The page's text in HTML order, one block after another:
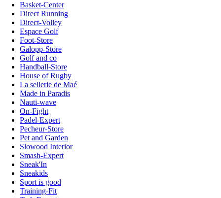
Basket-Center
Direct Running
Direct-Volley
Espace Golf
Foot-Store
Galopp-Store
Golf and co
Handball-Store
House of Rugby
La sellerie de Maé
Made in Paradis
Nauti-wave
On-Fight
Padel-Expert
Pecheur-Store
Pet and Garden
Slowood Interior
Smash-Expert
Sneak'In
Sneakids
Sport is good
Training-Fit